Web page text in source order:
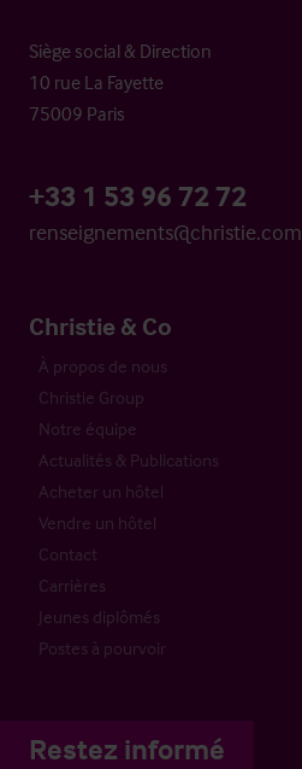
Siège social & Direction
10 rue La Fayette
75009 Paris
+33 1 53 96 72 72
renseignements@christie.com
Christie & Co
À propos de nous
Christie Group
Notre équipe
Actualités & Publications
Acheter un hôtel
Vendre un hôtel
Contact
Carrières
Jeunes diplômés
Postes à pourvoir
Restez informé